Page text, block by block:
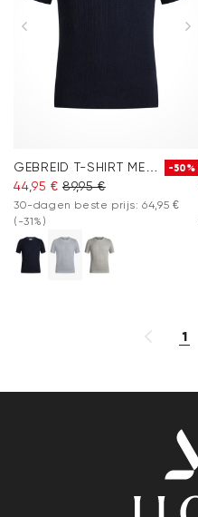
GEBREID T-SHIRT MET RONDE HALS -50%
44,95 € 89,95 €
30-dagen beste prijs: 64,95 €
(-31%)
1